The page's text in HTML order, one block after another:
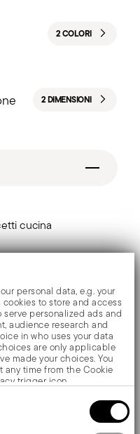
personal data, e.g. your
to store and access
personalized ads and
audience research and
in who uses your data
are only applicable
made your choices. You
any time from the Cookie
trigger icon.
geographical location
2 COLORI
2 DIMENSIONI
cucina
silicone soft